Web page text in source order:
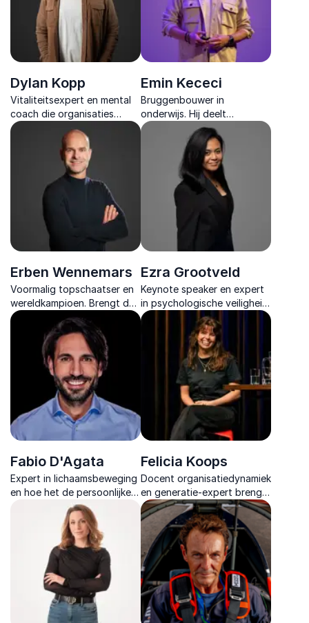
Dylan Kopp
Vitaliteitsexpert en mental
coach die organisaties
inspireert met krachtige
inzichten over energie,
mindset en veerkracht
vanuit persoonlijke
ervaringen en praktijk
Emin Kececi
Bruggenbouwer in
onderwijs. Hij deelt
krachtige inzichten over
onderwijsinnovatie,
authentiek leiderschap en
duurzame verandering voor
impactvolle organisaties.
Erben Wennemars
Voormalig topschaatser en
wereldkampioen. Brengt de
kracht van topsport naar
het bedrijfsleven voor
duurzame groei en succes.
Ezra Grootveld
Keynote speaker en expert
in psychologische veiligheid
die leiders laat zien hoe
cultuur en gedrag bepalen
of mensen hun stem durven
te gebruiken.
Fabio D'Agata
Expert in lichaamsbeweging
en hoe het de persoonlijke
groei kan bevorderen in het
dagelijkse leven.
Felicia Koops
Docent organisatiedynamiek
en generatie-expert brengt
data, ervaring en theater
samen in een energieke
keynote over samenwerking
en Generatie Z.